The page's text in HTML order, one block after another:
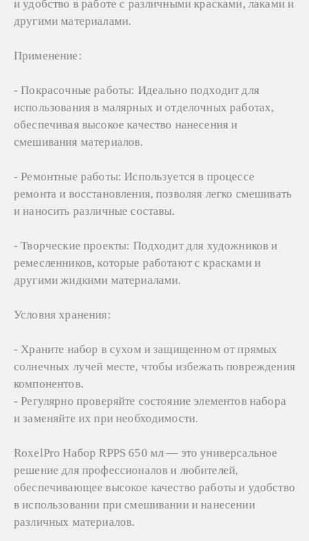
и удобство в работе с различными красками, лаками и
другими материалами.
Применение:
- Покрасочные работы: Идеально подходит для
использования в малярных и отделочных работах,
обеспечивая высокое качество нанесения и
смешивания материалов.
- Ремонтные работы: Используется в процессе
ремонта и восстановления, позволяя легко смешивать
и наносить различные составы.
- Творческие проекты: Подходит для художников и
ремесленников, которые работают с красками и
другими жидкими материалами.
Условия хранения:
- Храните набор в сухом и защищенном от прямых
солнечных лучей месте, чтобы избежать повреждения
компонентов.
- Регулярно проверяйте состояние элементов набора
и заменяйте их при необходимости.
RoxelPro Набор RPPS 650 мл — это универсальное
решение для профессионалов и любителей,
обеспечивающее высокое качество работы и удобство
в использовании при смешивании и нанесении
различных материалов.